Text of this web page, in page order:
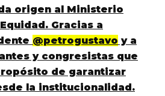
origen al Ministerio
Gracias a
@petrogustavo y a
y congresistas que
de garantizar
la institucionalidad.